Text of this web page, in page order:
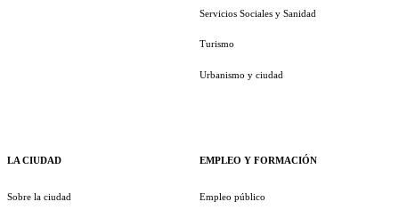
LA CIUDAD
Sobre la ciudad
Servicios Sociales y Sanidad
Turismo
Urbanismo y ciudad
EMPLEO Y FORMACIÓN
Empleo público